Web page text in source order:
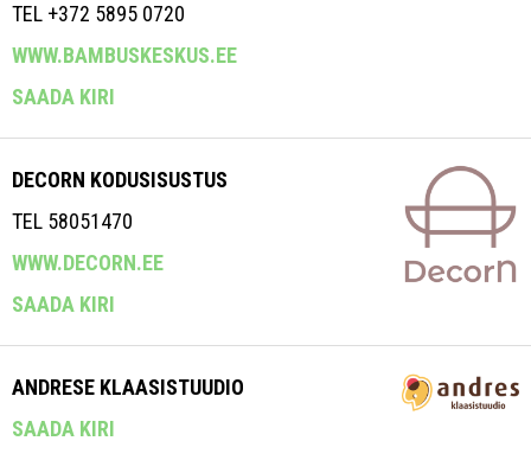
TEL +372 5895 0720
WWW.BAMBUSKESKUS.EE
SAADA KIRI
DECORN KODUSISUSTUS
TEL 58051470
WWW.DECORN.EE
SAADA KIRI
ANDRESE KLAASISTUUDIO
SAADA KIRI